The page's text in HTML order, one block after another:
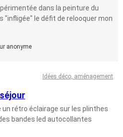
dans la peinture du
"infligée" le défit de relooquer mon
anonyme
Idées déco, aménagement
un rétro éclairage sur les plinthes
bandes led autocollantes